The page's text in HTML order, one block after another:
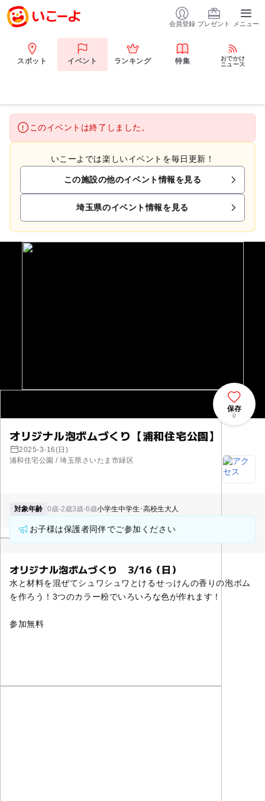
会員登録 プレゼント メニュー
スポット イベント ランキング 特集
おでかけ
ニュース
このイベントは終了しました。
いこーよでは楽しいイベントを毎日更新！
この施設の他のイベント情報を見る
埼玉県のイベント情報を見る
オリジナル泡ボムづくり【浦和住宅公園】
2025-3-16(日)
浦和住宅公園 / 埼玉県さいたま市緑区
保存
0
対象年齢 0歳-2歳3歳-6歳小学生中学生･高校生大人
お子様は保護者同伴でご参加ください
オリジナル泡ボムづくり 3/16（日）
水と材料を混ぜてシュワシュワとけるせっけんの香りの泡ボム
を作ろう！3つのカラー粉でいろいろな色が作れます！
参加無料